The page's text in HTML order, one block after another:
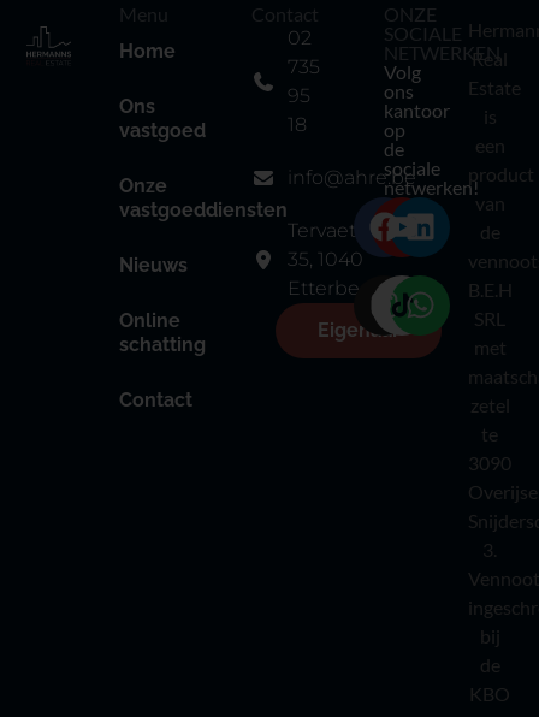
Menu
Home
Ons
vastgoed
Onze
vastgoeddiensten
Nieuws
Online
schatting
Contact
Contact
02
735
95
18
info@ahre.be
Tervaetestraat
35, 1040
Etterbeek
Eigenaar
ONZE
SOCIALE
NETWERKEN
Volg
ons
kantoor
op
de
sociale
netwerken!
Real
Estate
is
een
product
van
de
B.E.H
SRL
met
zetel
te
3090
3.
bij
de
KBO